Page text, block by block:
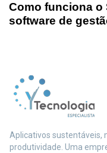
Como funciona o
software de
Aplicativos sustentáveis,
produtividade. Uma